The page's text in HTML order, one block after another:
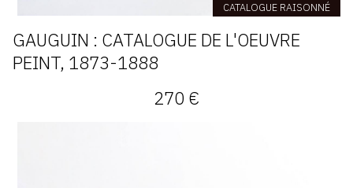
CATALOGUE RAISONNÉ
GAUGUIN : CATALOGUE DE L'OEUVRE
PEINT, 1873-1888
270 €